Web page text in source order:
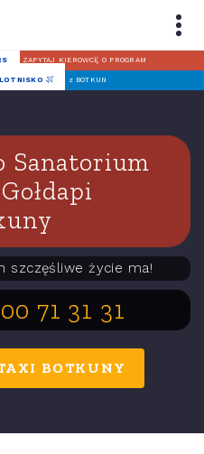
ZAPYTAJ KIEROWCĘ O PROGRAM
LOTNISKO z BOTKUN
Sanatorium
szczęśliwe życie ma!
71 31 31
BOTKUNY